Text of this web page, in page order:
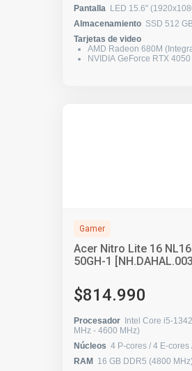
Pantalla
Almacenamiento SSD 512
Tarjetas de video
AMD Radeon 680M
NVIDIA GeForce RTX
Gamer
Acer Nitro Lite 16
50GH-1
$814.990
Procesador
Intel Core i5-
MHz - 4600 MHz)
Núcleos
RAM
16 GB DDR5 (4800